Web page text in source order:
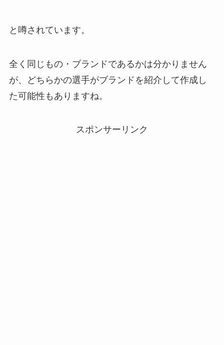
と噂されています。
全く同じもの・ブランドであるかは分かりません
が、どちらかの選手がブランドを紹介して作成し
た可能性もありますね。
スポンサーリンク